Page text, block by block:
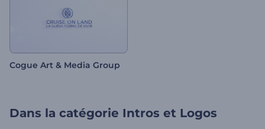
Cogue Art & Media Group
Dans la catégorie Intros et Logos